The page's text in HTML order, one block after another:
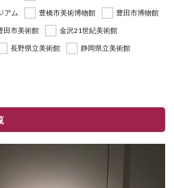
アム
豊橋市美術博物館
豊田市博物館
田市美術館
金沢21世紀美術館
長野県立美術館 静岡県立美術館